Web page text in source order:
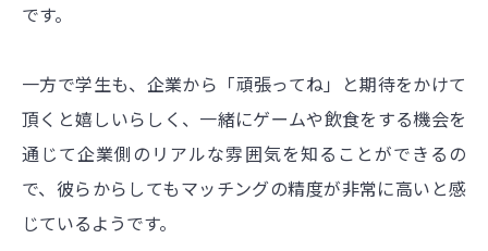
です。
一方で学生も、企業から「頑張ってね」と期待をかけて
頂くと嬉しいらしく、一緒にゲームや飲食をする機会を
通じて企業側のリアルな雰囲気を知ることができるの
で、彼らからしてもマッチングの精度が非常に高いと感
じているようです。